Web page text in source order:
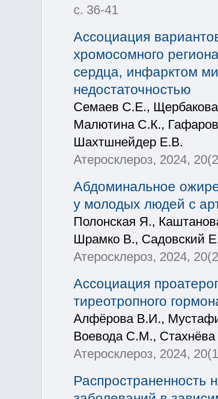
с. 36-41
Ассоциация
хромосомного
сердца, инфарктом
недостаточностью
Семаев С.Е.,
Малютина С.К.,
Шахтшнейдер Е.В.
Атеросклероз, 2024,
Абдоминальное
у молодых людей с
Полонская Я.,
Шрамко В., Садовский
Атеросклероз, 2024,
Ассоциация
тиреотропного
Алфёрова В.И.,
Воевода С.М.,
Атеросклероз, 2024,
Распространенность